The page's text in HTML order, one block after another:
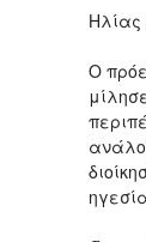
Ηλίας
Ο